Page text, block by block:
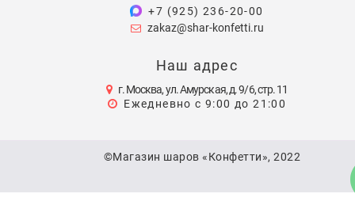
+7 (925) 236-20-00
zakaz@shar-konfetti.ru
Наш адрес
г. Москва, ул. Амурская, д. 9/6, стр. 11
Ежедневно с 9:00 до 21:00
©Магазин шаров «Конфетти», 2022